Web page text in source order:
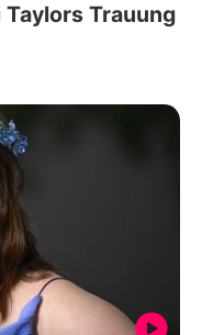
Trauung